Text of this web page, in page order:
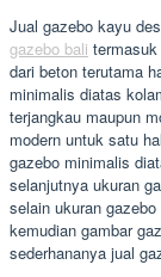
Jual gazebo kayu
gazebo bali
dari beton terutama
minimalis diatas
terjangkau maupun
modern untuk satu
gazebo minimalis
selanjutnya ukuran
selain ukuran
kemudian gambar
sederhananya jual